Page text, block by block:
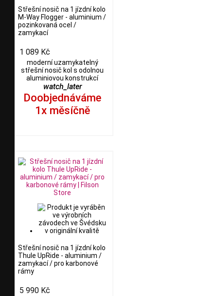
Střešní nosič na 1 jízdní kolo
M-Way Flogger - aluminium /
pozinkovaná ocel /
zamykací
1 089 Kč
moderní uzamykatelný
střešní nosič kol s odolnou
aluminiovou konstrukcí
watch_later
Doobjednáváme
1x měsíčně
Střešní nosič na 1 jízdní kolo
Thule UpRide - aluminium /
zamykací / pro karbonové
rámy
5 990 Kč